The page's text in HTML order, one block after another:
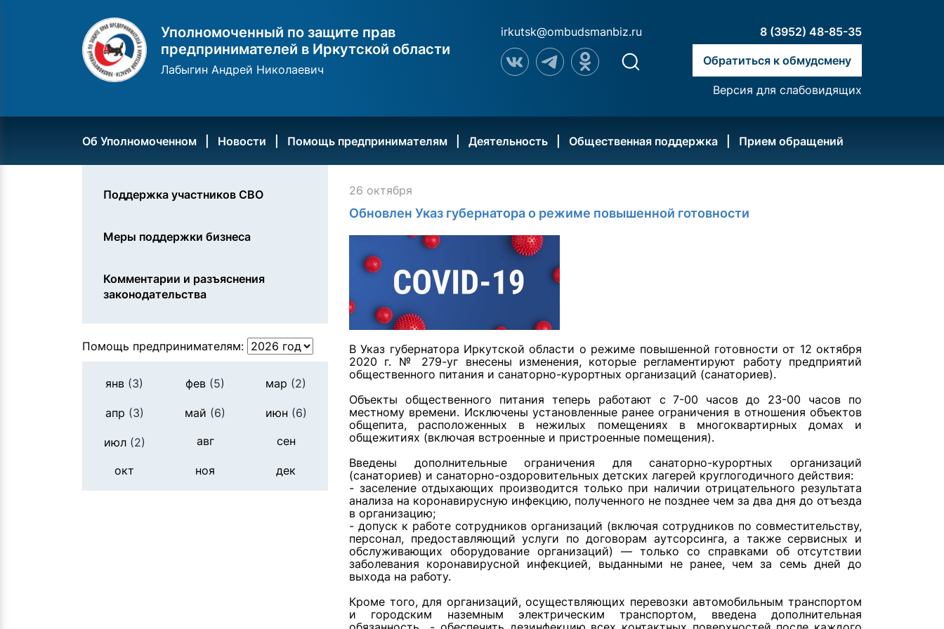
Уполномоченный по защите прав
предпринимателей в Иркутской области
Лабыгин Андрей Николаевич
irkutsk@ombudsmanbiz.ru 8 (3952) 48-85-35
Обратиться к обмудсмену
Версия для слабовидящих
Об Уполномоченном Новости Помощь предпринимателям Деятельность Общественная поддержка Прием обращений
Поддержка участников СВО
Меры поддержки бизнеса
Комментарии и разъяснения
законодательства
Помощь предпринимателям:
янв (3) фев (5) мар (2)
апр (3) май (6) июн (6)
июл(2) авг сен
окт ноя дек
26 октября
Обновлен Указ губернатора о режиме повышенной готовности
В Указ губернатора Иркутской области о режиме повышенной готовности от 12 октября
2020 г. № 279-уг внесены изменения, которые регламентируют работу предприятий
общественного питания и санаторно-курортных организаций (санаториев).
Объекты общественного питания теперь работают с 7-00 часов до 23-00 часов по
местному времени. Исключены установленные ранее ограничения в отношения объектов
общепита, расположенных в нежилых помещениях в многоквартирных домах и
общежитиях (включая встроенные и пристроенные помещения).
Введены дополнительные ограничения для санаторно-курортных организаций
(санаториев) и санаторно-оздоровительных детских лагерей круглогодичного действия:
- заселение отдыхающих производится только при наличии отрицательного результата
анализа на коронавирусную инфекцию, полученного не позднее чем за два дня до отъезда
в организацию;
- допуск к работе сотрудников организаций (включая сотрудников по совместительству,
персонал, предоставляющий услуги по договорам аутсорсинга, а также сервисных и
обслуживающих оборудование организаций) — только со справками об отсутствии
заболевания коронавирусной инфекцией, выданными не ранее, чем за семь дней до
выхода на работу.
Кроме того, для организаций, осуществляющих перевозки автомобильным транспортом
и городским наземным электрическим транспортом, введена дополнительная